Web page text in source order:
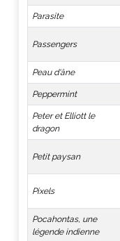
Parasite
Passengers
Peau d'âne
Peppermint
Peter et Elliott le
dragon
Petit paysan
Pixels
Pocahontas, une
légende indienne